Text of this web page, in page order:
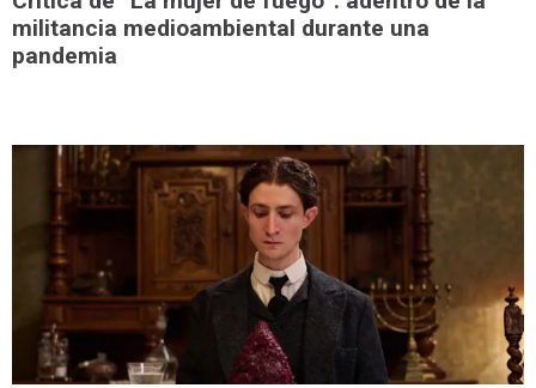
militancia medioambiental durante una
pandemia